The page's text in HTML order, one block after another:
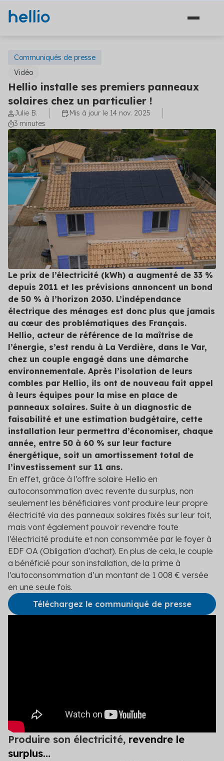
Solutions
Financement
Ingénierie
Énergie
Décarbonation
Travaux
Solutions financement (5)
Valorisez vos opérations d’économies
d’énergie avec les CEE
Hellio vous aide dans le montage de vos dossiers
CEE
Subventions publiques
Trouvez les financements pour vos opérations
d'économies d'énergie
Contrat de Performance Énergétique
Fixez un objectif clair d'efficacité énergétique sur
une durée déterminée
Professionnels : devenez partenaire
Hellio
Obtenez les primes CEE pour vos chantiers de
rénovation
Simulateur Hellio : rejoignez la
plateforme
Découvrez les primes auxquelles vous pouvez
prétendre
Voir toutes les solutions
Voir toutes les solutions
Solutions par secteur
Agriculture
Copropriété
Industrie
Transport
Secteurs
Agriculture
Copropriété
Industrie
Logement social
Particuliers
Professionnels du bâtiment
Secteur public
Tertiaire
Transport
Voir tous les secteurs
Hellio
Découvrez Hellio
Apprenez-en davantage sur notre équipe et ce qui
nous anime
Aides et financements
Nos experts décryptent pour vous les aides
disponibles et adaptées
Nos engagements
Nos valeurs nous poussent à aller plus loin dans la
transition énergétique
Calendrier réglementaire
Découvrez les dernières actualités réglementaires
Références
Consultez les retours d'expérience d'industriels,
d'entreprises et de nos autres clients
Actualités
Communiqués de presse
Les dernières actualités concernant la maîtrise de
l'énergie
Événements
Découvrez tous les événements auxquels Hellio
participe
Réglementation
Nous détaillons ici les dernières réglementations et
leur impact
Conseils
Nos experts vous donnent leurs conseils en
maîtrise de l'énergie
Voir toutes les actualités
Carrières
Contact
Communiqués de presse
Hellio installe ses premiers panneaux
solaires chez un particulier !
Vidéo
Julie B.
Mis à jour le 14 nov. 2025
3 minutes
Le prix de l’électricité (kWh) a augmenté de 33 %
depuis 2011 et les prévisions annoncent un bond
de 50 % à l’horizon 2030. L’indépendance
électrique des ménages est donc plus que jamais
au cœur des problématiques des Français.
Hellio, acteur de référence de la maîtrise de
l’énergie, s’est rendu à La Verdière, dans le Var,
chez un couple engagé dans une démarche
environnementale. Après l’isolation de leurs
combles par Hellio, ils ont de nouveau fait appel
à leurs équipes pour la mise en place de
panneaux solaires. Suite à un diagnostic de
faisabilité et une estimation budgétaire, cette
installation leur permettra d’économiser, chaque
année, entre 50 à 60 % sur leur facture
énergétique, soit un amortissement total de
l’investissement sur 11 ans.
En effet, grâce à l’offre solaire Hellio en
autoconsommation avec revente du surplus, non
seulement les bénéficiaires vont produire leur propre
électricité via des panneaux solaires fixés sur leur toit,
mais vont également pouvoir revendre toute
l’électricité produite et non consommée par le foyer à
EDF OA (Obligation d’achat). En plus de cela, le couple
a bénéficié pour son installation, de la prime à
l’autoconsommation d’un montant de 1 008 € versée
en une seule fois.
Téléchargez le communiqué de presse
Produire son électricité, revendre le
surplus…